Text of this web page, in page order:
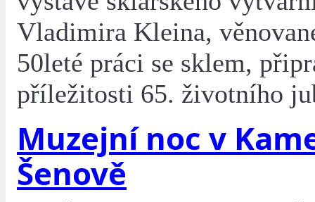
Vladimira Kleina,
50leté práci se sklem,
příležitosti 65. životního
Muzejní noc v
Šenově